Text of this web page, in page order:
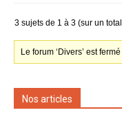
3 sujets de 1 à 3 (sur un
Le forum ‘Divers’ est
Nos articles